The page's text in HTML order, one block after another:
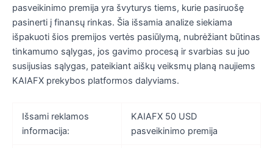
pasveikinimo premija yra švyturys tiems, kurie pasiruošę
pasinerti į finansų rinkas. Šia išsamia analize siekiama
išpakuoti šios premijos vertės pasiūlymą, nubrėžiant būtinas
tinkamumo sąlygas, jos gavimo procesą ir svarbias su juo
susijusias sąlygas, pateikiant aiškų veiksmų planą naujiems
KAIAFX prekybos platformos dalyviams.
Išsami reklamos
informacija:
KAIAFX 50 USD
pasveikinimo premija